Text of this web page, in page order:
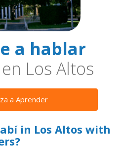
a hablar
Los Altos
a Aprender
in Los Altos with